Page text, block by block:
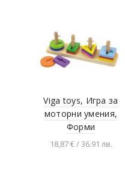
Viga toys, Игра за
моторни умения,
Форми
18,87 € / 36.91 лв.